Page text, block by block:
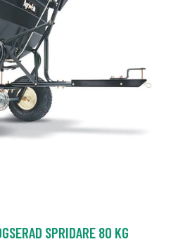
SPRIDARE 80 KG